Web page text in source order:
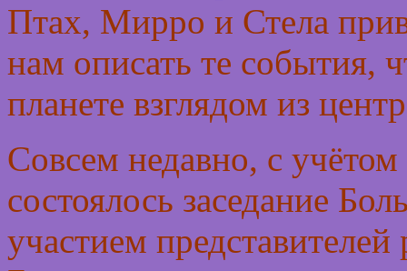
Птах, Мирро и Стела
нам описать те события,
планете взглядом из
Совсем недавно, с
состоялось заседание
участием